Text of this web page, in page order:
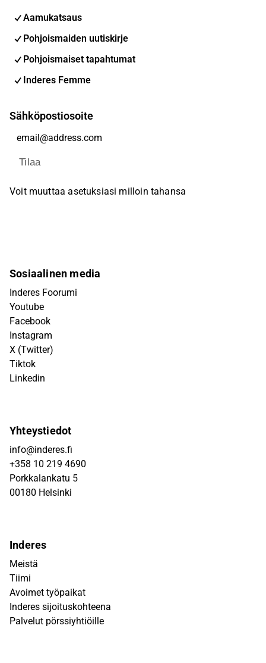
Aamukatsaus
Pohjoismaiden uutiskirje
Pohjoismaiset tapahtumat
Inderes Femme
Sähköpostiosoite
Tilaa
Voit muuttaa asetuksiasi milloin tahansa
Sosiaalinen media
Inderes Foorumi
Youtube
Facebook
Instagram
X (Twitter)
Tiktok
Linkedin
Yhteystiedot
info@inderes.fi
+358 10 219 4690
Porkkalankatu 5
00180 Helsinki
Inderes
Meistä
Tiimi
Avoimet työpaikat
Inderes sijoituskohteena
Palvelut pörssiyhtiöille